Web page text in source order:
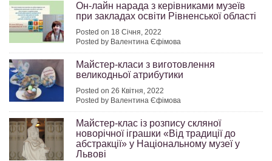
Он-лайн нарада з керівниками музеїв
при закладах освіти Рівненської області
Posted on 18 Січня, 2022
Posted by Валентина Єфімова
Майстер-класи з виготовлення
великодньої атрибутики
Posted on 26 Квітня, 2022
Posted by Валентина Єфімова
Майстер-клас із розпису скляної
новорічної іграшки «Від традиції до
абстракції» у Національному музеї у
Львові